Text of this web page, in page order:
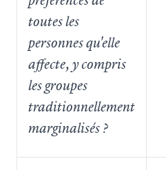
toutes les
personnes qu'elle
affecte, y compris
les groupes
traditionnellement
marginalisés ?